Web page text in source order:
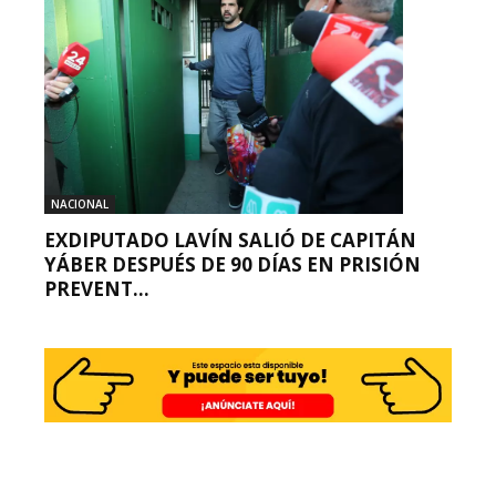
NACIONAL
EXDIPUTADO LAVÍN SALIÓ DE CAPITÁN
YÁBER DESPUÉS DE 90 DÍAS EN PRISIÓN
PREVENT...